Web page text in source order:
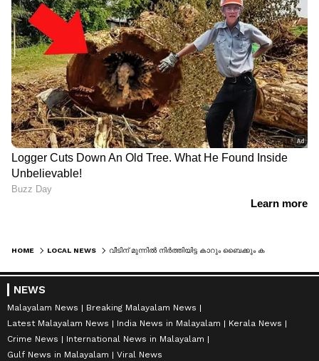
HOME LOCAL NEWS
NEWS
Malayalam News
Breaking Malayalam News
Latest Malayalam News
India News in Malayalam
Kerala News
Crime News
International News in Malayalam
Gulf News in Malayalam
Viral News